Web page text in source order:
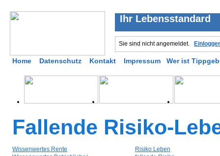
Ihr Lebensstandard
Sie sind nicht angemeldet.
Home Datenschutz Kontakt Impressum Wer ist
Fallende Risiko-
Wissenwertes Rente
Risiko Leben